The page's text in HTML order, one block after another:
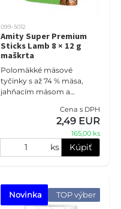
099-5012
Amity Super Premium
Sticks Lamb 8 × 12 g
maškrta
Polomäkké mäsové
tyčinky s až 74 % mäsa,
jahňacím mäsom a
šunkou. Hypoalergénna
receptúra bez lepku s
nízkym obsahom obilnín je
Cena s DPH
2,49 EUR
165,00 ks
ks Kúpiť
Novinka TOP výber